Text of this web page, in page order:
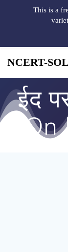
NCERT-
ईद
On
This is a